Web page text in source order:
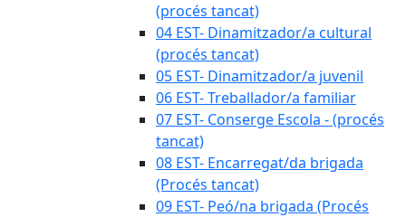
(procés tancat)
04 EST- Dinamitzador/a cultural
(procés tancat)
05 EST- Dinamitzador/a juvenil
06 EST- Treballador/a familiar
07 EST- Conserge Escola - (procés
tancat)
08 EST- Encarregat/da brigada
(Procés tancat)
09 EST- Peó/na brigada (Procés